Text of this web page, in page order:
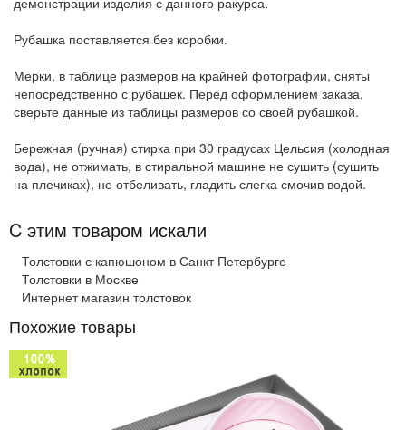
Рубашка поставляется без коробки.
Мерки, в таблице размеров на крайней фотографии, сняты
непосредственно с рубашек. Перед оформлением заказа,
сверьте данные из таблицы размеров со своей рубашкой.
Бережная (ручная) стирка при 30 градусах Цельсия (холодная
вода), не отжимать, в стиральной машине не сушить (сушить
на плечиках), не отбеливать, гладить слегка смочив водой.
C этим товаром искали
Толстовки с капюшоном в Санкт Петербурге
Толстовки в Москве
Интернет магазин толстовок
Похожие товары